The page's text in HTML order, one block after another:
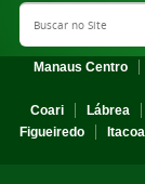
Search Site
Manaus Centro
Coari
Lábrea
Figueiredo